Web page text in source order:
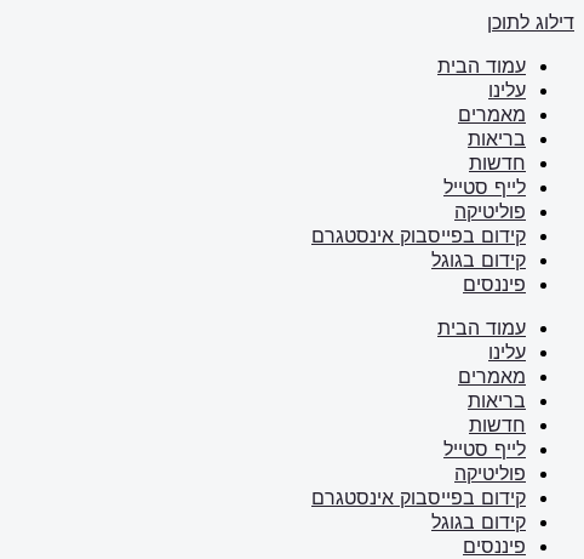
דילוג לתוכן
עמוד הבית
עלינו
מאמרים
בריאות
חדשות
לייף סטייל
פוליטיקה
קידום בפייסבוק אינסטגרם
קידום בגוגל
פיננסים
עמוד הבית
עלינו
מאמרים
בריאות
חדשות
לייף סטייל
פוליטיקה
קידום בפייסבוק אינסטגרם
קידום בגוגל
פיננסים